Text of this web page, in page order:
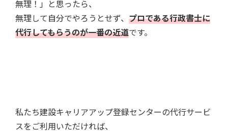
無理！」と思ったら、
無理して自分でやろうとせず、 プロである行政書士に
代行してもらうのが一番の近道です。
私たち建設キャリアアップ登録センターの代行サービ
スをご利用いただければ、